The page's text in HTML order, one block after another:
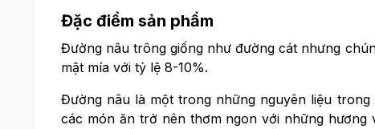
Đặc điểm sản phẩm
Đường nâu trông giống như đường cát nhưng
mật mía với tỷ lệ 8-10%.
Đường nâu là một trong những nguyên liệu
các món ăn trở nên thơm ngon với những